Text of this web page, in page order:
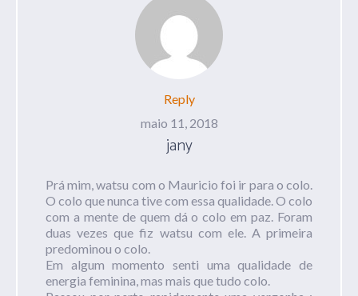
Reply
maio 11, 2018
jany
Prá mim, watsu com o Mauricio foi ir para o colo.
O colo que nunca tive com essa qualidade. O colo
com a mente de quem dá o colo em paz. Foram
duas vezes que fiz watsu com ele. A primeira
predominou o colo.
Em algum momento senti uma qualidade de
energia feminina, mas mais que tudo colo.